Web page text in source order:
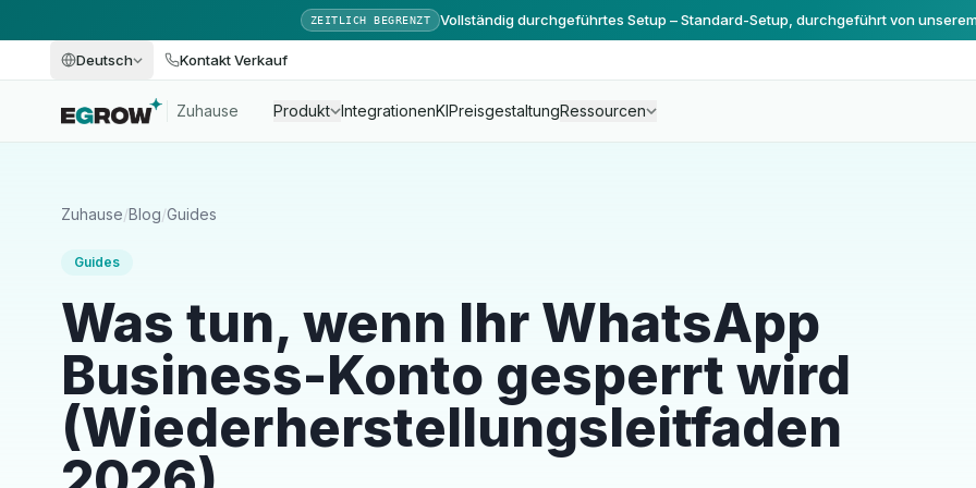
ZEITLICH BEGRENZT Vollständig durchgeführtes Setup – Standard-Setup, durchgeführt von
Deutsch Kontakt Verkauf
Zuhause Produkt IntegrationenKIPreisgestaltungRessourcen
Zuhause/Blog/Guides
Guides
Was tun, wenn Ihr WhatsApp
Business-Konto gesperrt wird
(Wiederherstellungsleitfaden